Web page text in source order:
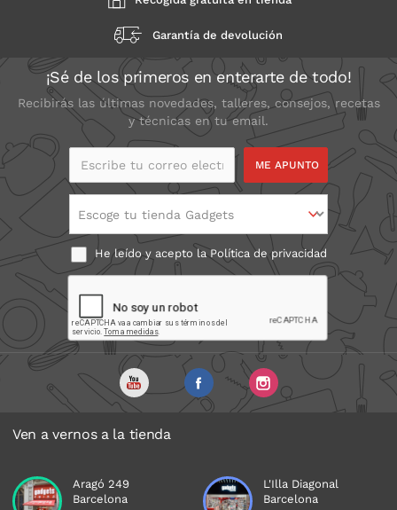
Garantía de devolución
¡Sé de los primeros en enterarte de todo!
Recibirás las últimas novedades, talleres, consejos, recetas
y técnicas en tu email.
Escribe tu correo
Escoge tu tienda Gadgets
He leído y acepto laPolítica de privacidad
Ven a vernos a la tienda
Aragó 249
Barcelona
L'Illa Diagonal
Barcelona